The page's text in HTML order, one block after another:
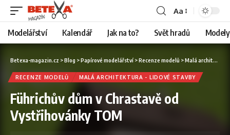
Aa
Modelářství Kalendář Jak na to? Svět hradů
Betexa-magazin.cz >Blog >Papírové modelářství >Recenze modelů >Malá architektura - lidové stavby
RECENZE MODELŮ MALÁ ARCHITEKTURA - LIDOVÉ STAVBY
Führichův dům v Chrastavě od
Vystřihovánky TOM